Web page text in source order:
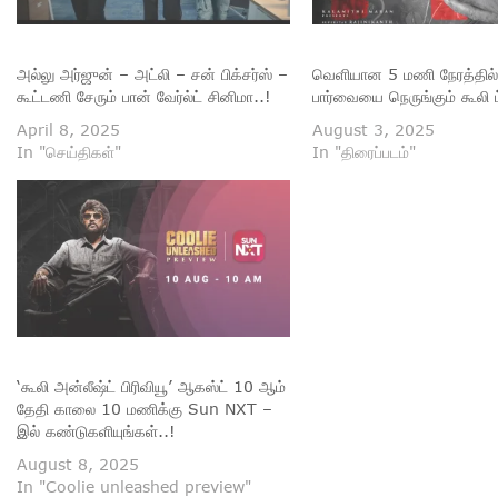
அல்லு அர்ஜுன் – அட்லி – சன் பிக்சர்ஸ் –
கூட்டணி சேரும் பான் வேர்ல்ட் சினிமா..!
April 8, 2025
In "செய்திகள்"
வெளியான 5 மணி
பார்வையை நெருங்கும் கூலி
August 3, 2025
In "திரைப்படம்"
‘கூலி அன்லீஷ்ட் பிரிவியூ’ ஆகஸ்ட் 10 ஆம்
தேதி காலை 10 மணிக்கு Sun NXT –
இல் கண்டுகளியுங்கள்..!
August 8, 2025
In "Coolie unleashed preview"